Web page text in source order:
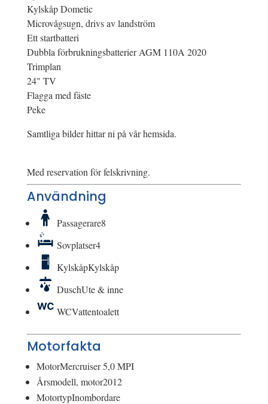
Kylskåp Dometic
Microvågsugn, drivs av landström
Ett startbatteri
Dubbla förbrukningsbatterier AGM 110A 2020
Trimplan
24" TV
Flagga med fäste
Peke
Samtliga bilder hittar ni på vår hemsida.
Med reservation för felskrivning.
Användning
Passagerare8
Sovplatser4
KylskåpKylskåp
DuschUte & inne
WCVattentoalett
Motorfakta
MotorMercruiser 5,0 MPI
Årsmodell, motor2012
MotortypInombordare